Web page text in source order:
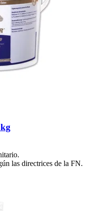
las directrices de la FN.